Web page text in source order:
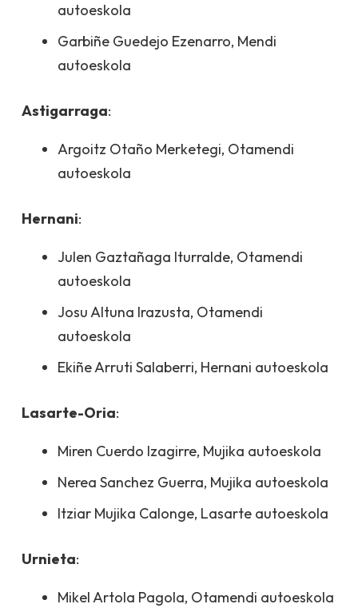
autoeskola
Garbiñe Guedejo Ezenarro, Mendi
autoeskola
Astigarraga:
Argoitz Otaño Merketegi, Otamendi
autoeskola
Hernani:
Julen Gaztañaga Iturralde, Otamendi
autoeskola
Josu Altuna Irazusta, Otamendi
autoeskola
Ekiñe Arruti Salaberri, Hernani autoeskola
Lasarte-Oria:
Miren Cuerdo Izagirre, Mujika autoeskola
Nerea Sanchez Guerra, Mujika autoeskola
Itziar Mujika Calonge, Lasarte autoeskola
Urnieta:
Mikel Artola Pagola, Otamendi autoeskola